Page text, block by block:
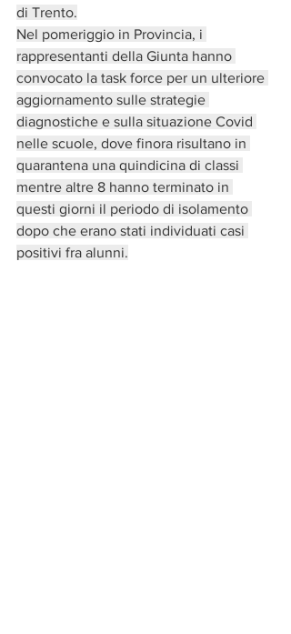
di Trento.
Nel pomeriggio in Provincia, i
rappresentanti della Giunta hanno
convocato la task force per un ulteriore
aggiornamento sulle strategie
diagnostiche e sulla situazione Covid
nelle scuole, dove finora risultano in
quarantena una quindicina di classi
mentre altre 8 hanno terminato in
questi giorni il periodo di isolamento
dopo che erano stati individuati casi
positivi fra alunni.